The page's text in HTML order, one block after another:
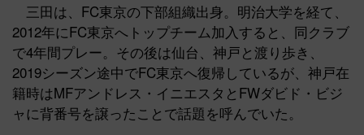
三田は、FC東京の下部組織出身。明治大学を経て、
2012年にFC東京へトップチーム加入すると、同クラブ
で4年間プレー。その後は仙台、神戸と渡り歩き、
2019シーズン途中でFC東京へ復帰しているが、神戸在
籍時はMFアンドレス・イニエスタとFWダビド・ビジ
ャに背番号を譲ったことで話題を呼んでいた。